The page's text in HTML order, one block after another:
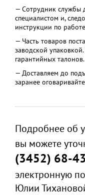
— Сотрудник службы
специалистом и,
инструкции по
— Часть товаров
заводской
гарантийных талонов.
— Доставляем до
заранее
Подробнее об
вы можете
(3452) 68-
электронную
Юлии